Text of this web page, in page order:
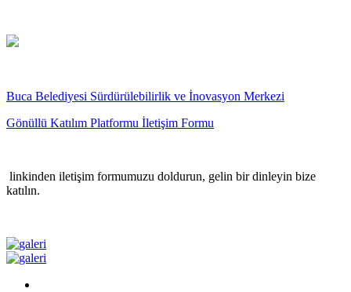
Buca Belediyesi Sürdürülebilirlik ve İnovasyon Merkezi
Gönüllü Katılım Platformu İletişim Formu
linkinden iletişim formumuzu doldurun, gelin bir dinleyin bize
katılın.